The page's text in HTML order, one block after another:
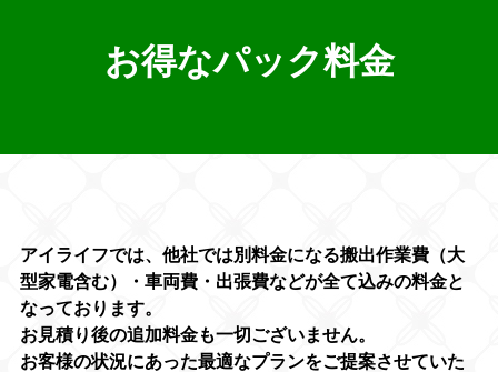
お得なパック料金
アイライフでは、他社では別料金になる搬出作業費（大
型家電含む）・車両費・出張費などが全て込みの料金と
なっております。
お見積り後の追加料金も一切ございません。
お客様の状況にあった最適なプランをご提案させていた